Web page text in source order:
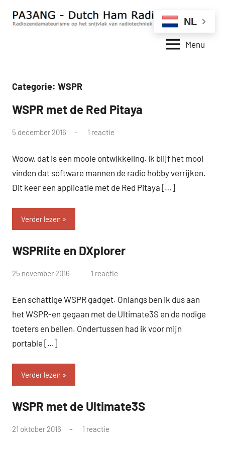
–
Dutch
Ham
Radio
Station
Weblog
snijvlak
radiotechniek
internet.
Menu
Categorie: WSPR
Red
WSPR
WSPR met de Red Pitaya
door
5 december 2016 1 reactie
Woow, dat is een mooie ontwikkeling. Ik blijf het mooi
vinden dat software mannen de radio hobby verrijken.
Dit keer een applicatie met de Red Pitaya […]
Verder lezen
WSPR
WSPRlite en DXplorer
door
25 november 2016 1 reactie
Een schattige WSPR gadget. Onlangs ben ik dus aan
het WSPR-en gegaan met de Ultimate3S en de nodige
toeters en bellen. Ondertussen had ik voor mijn
portable […]
Verder lezen
WSPR
WSPR met de Ultimate3S
door
21 oktober 2016 1 reactie
NL